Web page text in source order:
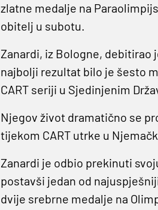
zlatne medalje na
obitelj u subotu.
Zanardi, iz Bologne, debitirao
najbolji rezultat bilo je šesto
CART seriji u Sjedinjenim
Njegov život dramatično se
tijekom CART utrke u
Zanardi je odbio prekinuti
postavši jedan od
dvije srebrne medalje na